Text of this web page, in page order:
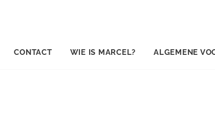
CONTACT WIE IS MARCEL? ALGEMENE